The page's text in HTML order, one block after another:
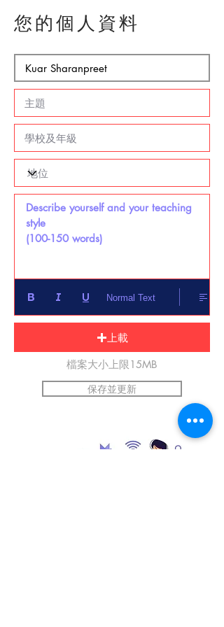
您的個人資料
Describe yourself and your teaching
style
(100-150 words)
Normal Text
上載
檔案大小上限15MB
保存並更新